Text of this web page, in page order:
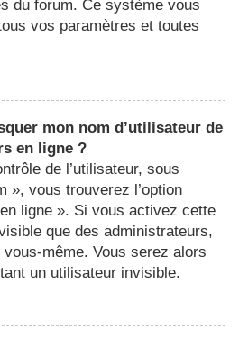
du forum. Ce système vous
vos paramètres et toutes
mon nom d’utilisateur de
en ligne ?
de l’utilisateur, sous
», vous trouverez l’option
ligne ». Si vous activez cette
que des administrateurs,
même. Vous serez alors
un utilisateur invisible.